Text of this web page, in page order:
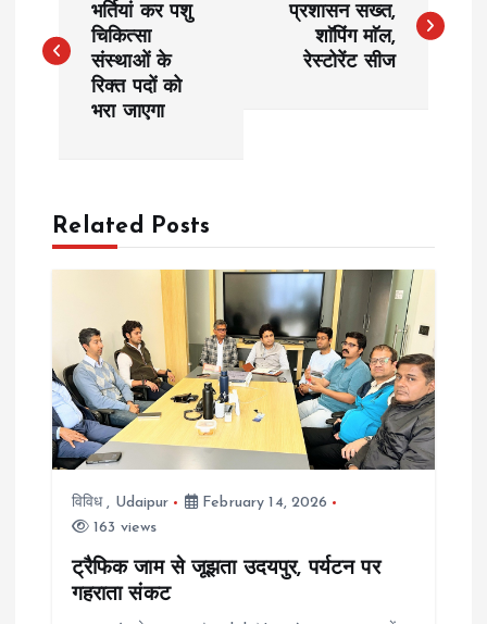
s
a
g
a
भर्तियां कर पशु
चिकित्सा
संस्थाओं के
रिक्त पदों को
भरा जाएगा
प्रशासन सख्त,
शाॅपिंग माॅल,
रेस्टोरेंट सीज
Related Posts
विविध, Udaipur
February 14, 2026
163 views
ट्रैफिक जाम से जूझता उदयपुर, पर्यटन पर
गहराता संकट